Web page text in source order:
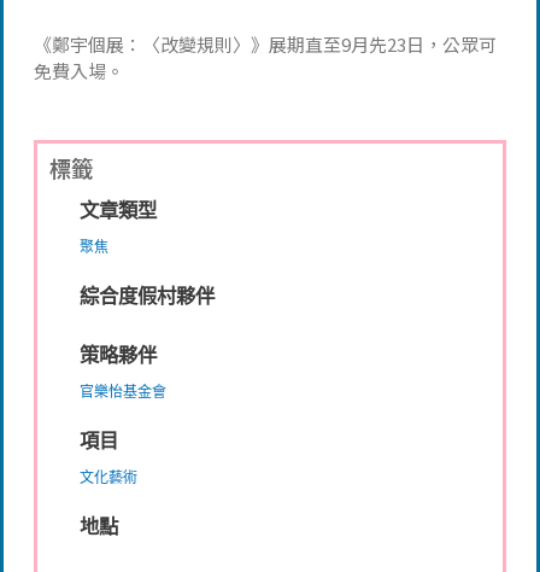
《鄭宇個展：〈改變規則〉》展期直至9月先23日，公眾可
免費入場。
標籤
文章類型
聚焦
綜合度假村夥伴
策略夥伴
官樂怡基金會
項目
文化藝術
地點